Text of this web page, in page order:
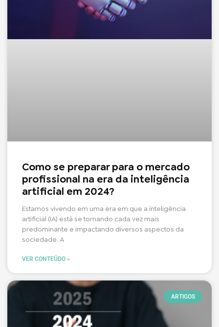
Como se preparar para o mercado
profissional na era da inteligência
artificial em 2024?
Estamos vivendo em uma era em que a inteligência
artificial (IA) está se tornando cada vez mais
predominante e impactando diversos aspectos da
sociedade. A
VER CONTEÚDO »
ARTIGOS